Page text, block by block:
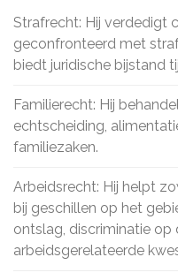
Strafrecht: Hij verdedigt
geconfronteerd met
biedt juridische bijstand
Familierecht: Hij
echtscheiding,
familiezaken.
Arbeidsrecht: Hij helpt
bij geschillen op het
ontslag, discriminatie op
arbeidsgerelateerde